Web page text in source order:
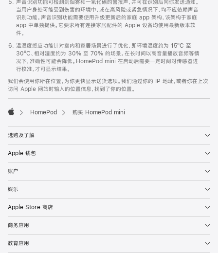
声音识别功能可检测到烟雾和一氧化碳的警报声，并可在识别后向你发送通知。
当用户身处可能受到伤害的环境中，或在高风险或紧急情况下，均不应依赖声音
识别功能。声音识别功能需要使用升级更新后的家庭 app 架构，该架构于家庭
app 中单独提供。它要求所有连接家居配件的 Apple 设备均使用最新版本软
件。
温湿度感应功能针对室内和家居场景进行了优化，即环境温度约为 15ºC 至
30ºC、相对湿度约为 30% 至 70% 的场景。在长时间以高音量播放音频等情
况下，准确性可能会降低。HomePod mini 在启动后需要一定时间对传感器进
行校准，才可显示结果。
我们会使用你所在位置，为你更快显示送货选项。我们通过你的 IP 地址，或者你在上次
访问 Apple 网站时输入的位置信息，找到了你的位置。
HomePod 购买 HomePod mini
选购及了解
Apple 钱包
账户
娱乐
Apple Store 商店
商务应用
教育应用